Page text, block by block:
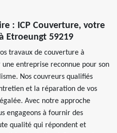
: ICP Couverture, votre
Etroeungt 59219
travaux de couverture à
entreprise reconnue pour son
Nos couvreurs qualifiés
et la réparation de vos
Avec notre approche
engageons à fournir des
qualité qui répondent et